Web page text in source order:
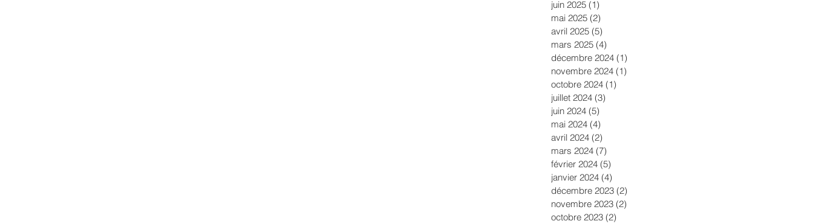
juin 2025 (1)
mai 2025 (2)
avril 2025 (5)
mars 2025 (4)
décembre 2024 (1)
novembre 2024 (1)
octobre 2024 (1)
juillet 2024 (3)
juin 2024 (5)
mai 2024 (4)
avril 2024 (2)
mars 2024 (7)
février 2024 (5)
janvier 2024 (4)
décembre 2023 (2)
novembre 2023 (2)
octobre 2023 (2)